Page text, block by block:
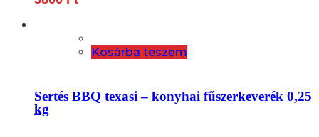
Kosárba teszem
Sertés BBQ texasi – konyhai fűszerkeverék 0,25
kg